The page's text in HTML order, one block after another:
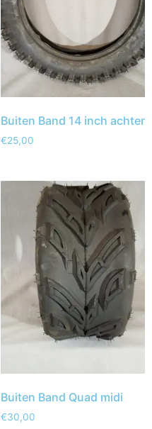
Buiten Band 14 inch achter
€25,00
Buiten Band Quad midi
€30,00